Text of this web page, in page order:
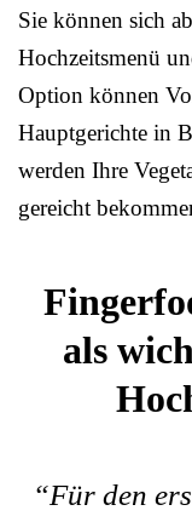
Sie können sich
Hochzeitsmenü
Option können
Hauptgerichte in
werden Ihre
gereicht
als
“Für den